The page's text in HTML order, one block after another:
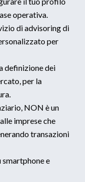
operativa.
di advisoring di
per
definizione dei
per la
NON è un
imprese che
transazioni
smartphone e